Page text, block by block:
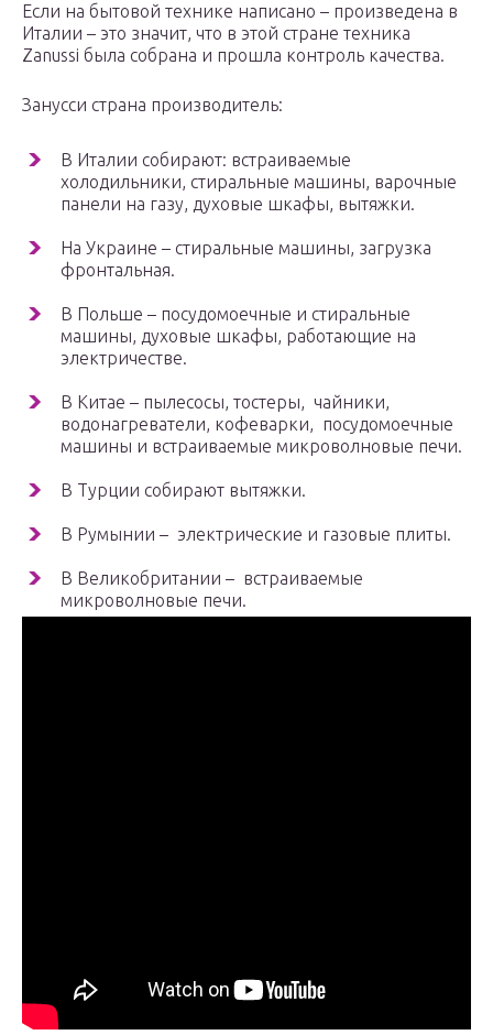
Если на бытовой технике написано – произведена в
Италии – это значит, что в этой стране техника
Zanussi была собрана и прошла контроль качества.
Занусси страна производитель:
В Италии собирают: встраиваемые
холодильники, стиральные машины, варочные
панели на газу, духовые шкафы, вытяжки.
На Украине – стиральные машины, загрузка
фронтальная.
В Польше – посудомоечные и стиральные
машины, духовые шкафы, работающие на
электричестве.
В Китае – пылесосы, тостеры, чайники,
водонагреватели, кофеварки, посудомоечные
машины и встраиваемые микроволновые печи.
В Турции собирают вытяжки.
В Румынии – электрические и газовые плиты.
В Великобритании – встраиваемые
микроволновые печи.